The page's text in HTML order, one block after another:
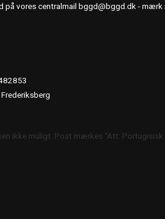
på vores centralmail bggd@bggd.dk - mærk
ikke muligt. Post mærkes "Att: